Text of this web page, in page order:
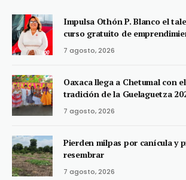
Impulsa Othón P. Blanco el
curso gratuito de
7 agosto, 2026
Oaxaca llega a Chetumal con
tradición de la Guelaguetza
7 agosto, 2026
Pierden milpas por canícula y
resembrar
7 agosto, 2026